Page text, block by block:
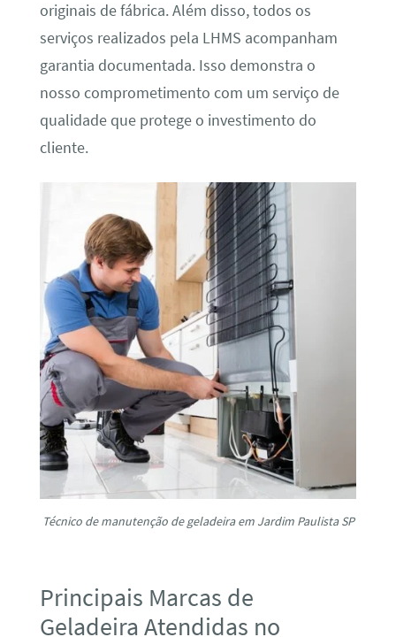
originais de fábrica. Além disso, todos os
serviços realizados pela LHMS acompanham
garantia documentada. Isso demonstra o
nosso comprometimento com um serviço de
qualidade que protege o investimento do
cliente.
Técnico de manutenção de geladeira em Jardim Paulista SP
Principais Marcas de
Geladeira Atendidas no